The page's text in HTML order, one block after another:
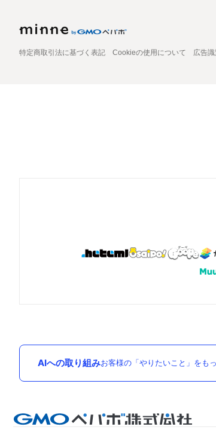
特定商取引法に基づく表記 Cookieの使用について 広告
AIへの取り組みお客様の「やりたいこと」をも